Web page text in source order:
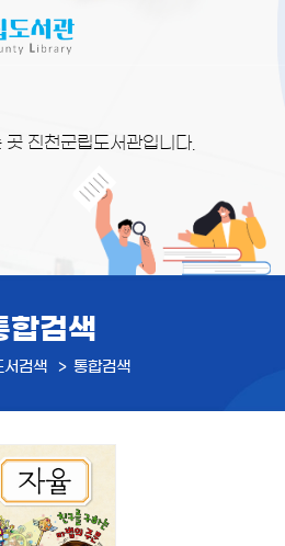
진천군립도서관입니다.
합검색
서검색 통합검색